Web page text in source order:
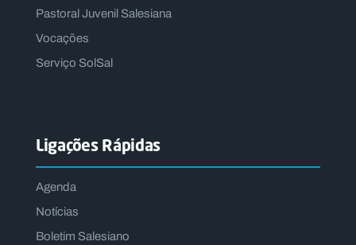
Pastoral Juvenil Salesiana
Vocações
Serviço SolSal
Ligações Rápidas
Agenda
Notícias
Boletim Salesiano